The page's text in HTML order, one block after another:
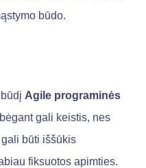
būdo.
Agile programinės
gali keistis, nes
būti iššūkis
fiksuotos apimties.